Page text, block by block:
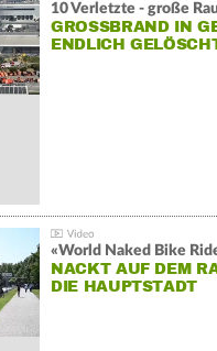
10 Verletzte - große
GROSSBRAND IN
NDLICH GELÖSCHT
«World Naked Bike
NACKT AUF DEM
DIE HAUPTSTADT